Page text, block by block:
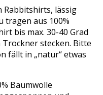
Rabbitshirts, lässig
tragen aus 100%
bis max. 30-40 Grad
stecken. Bitte
fällt in „natur“ etwas
Baumwolle